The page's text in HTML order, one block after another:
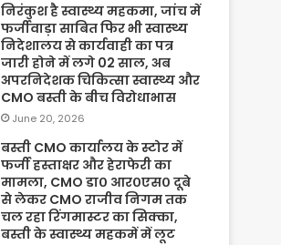
निरंकुश है स्वास्थ्य महकमा, जांच में
फर्जीवाड़ा साबित फिर भी स्वास्थ्य
निदेशालय से कार्यवाही का पत्र
जारी होने में लगे 02 साल, अब
अपरनिदेशक चिकित्सा स्वास्थ्य और
CMO बस्ती के बीच विरोधाभास
June 20, 2026
बस्ती CMO कार्यालय के स्टोर में
फर्जी हस्ताक्षर और हेराफेरी का
मामला, CMO डा० आर०एस० दूबे
से लेकर CMO राजीव निगम तक
चल रहा रिंगमास्टर का सिक्का,
बस्ती के स्वास्थ्य महकमें में लूट